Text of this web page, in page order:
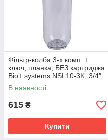
Фільтр-колба 3-х комп. +
ключ, планка, БЕЗ картриджа
Bio+ systems NSL10-3K, 3/4″
В наявності
615 ₴
Купити